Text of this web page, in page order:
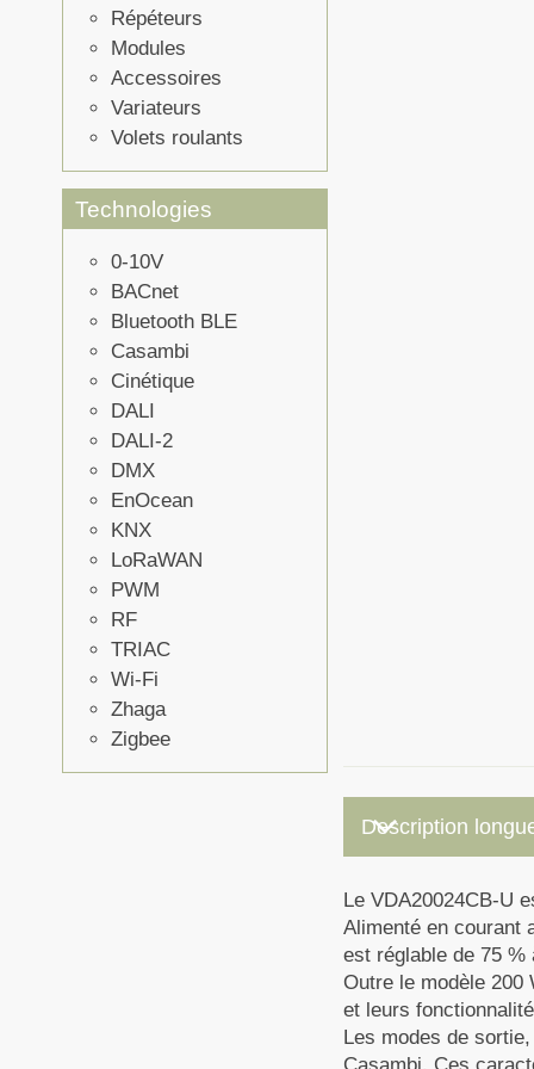
Répéteurs
Modules
Accessoires
Variateurs
Volets roulants
Technologies
0-10V
BACnet
Bluetooth BLE
Casambi
Cinétique
DALI
DALI-2
DMX
EnOcean
KNX
LoRaWAN
PWM
RF
TRIAC
Wi-Fi
Zhaga
Zigbee
Description
keyboard_arrow_down
Le VDA20024CB-U
Alimenté en courant
est réglable de 75 %
Outre le modèle 200
et leurs
Les modes de